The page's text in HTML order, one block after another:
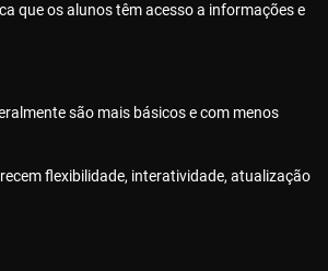
que os alunos têm acesso a informações e
são mais básicos e com menos
flexibilidade, interatividade, atualização